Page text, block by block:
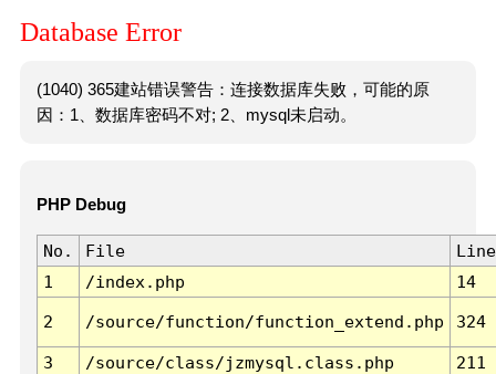
Database Error
(1040) 365建站错误警告：连接数据库失败，可能的原
因：1、数据库密码不对; 2、mysql未启动。
PHP Debug
No. File
Line
1
/index.php 14
2 /source/function/function_extend.php 324
3 /source/class/jzmysql.class.php
211